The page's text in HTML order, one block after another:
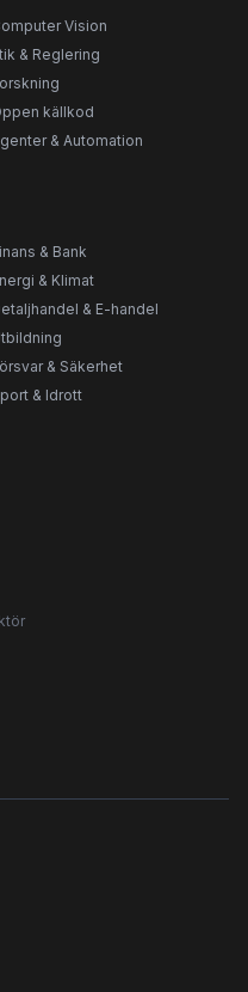
Vision
& Reglering
källkod
& Automation
& Bank
& Klimat
& E-handel
& Säkerhet
& Idrott